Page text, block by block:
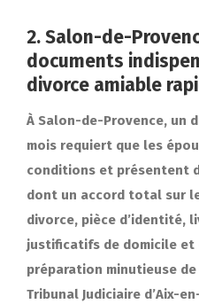
2. Salon-de-
documents
divorce amiable
À Salon-de-Provence, un
mois requiert que les
conditions et présentent
dont un accord total sur
divorce, pièce d’identité,
justificatifs de domicile
préparation minutieuse
Tribunal Judiciaire d’Aix-